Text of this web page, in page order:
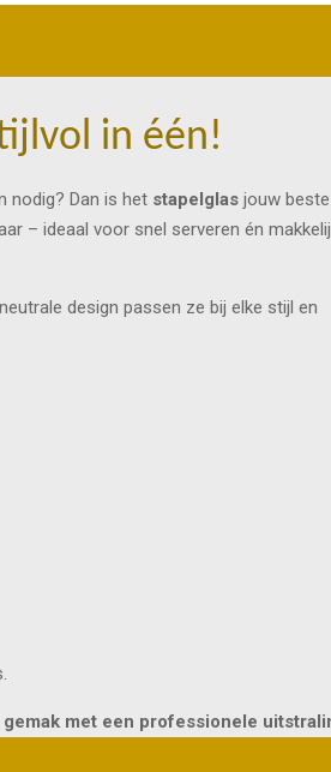
in één!
nodig? Dan is het stapelglas jouw
– ideaal voor snel serveren én
design passen ze bij elke stijl en
met een professionele